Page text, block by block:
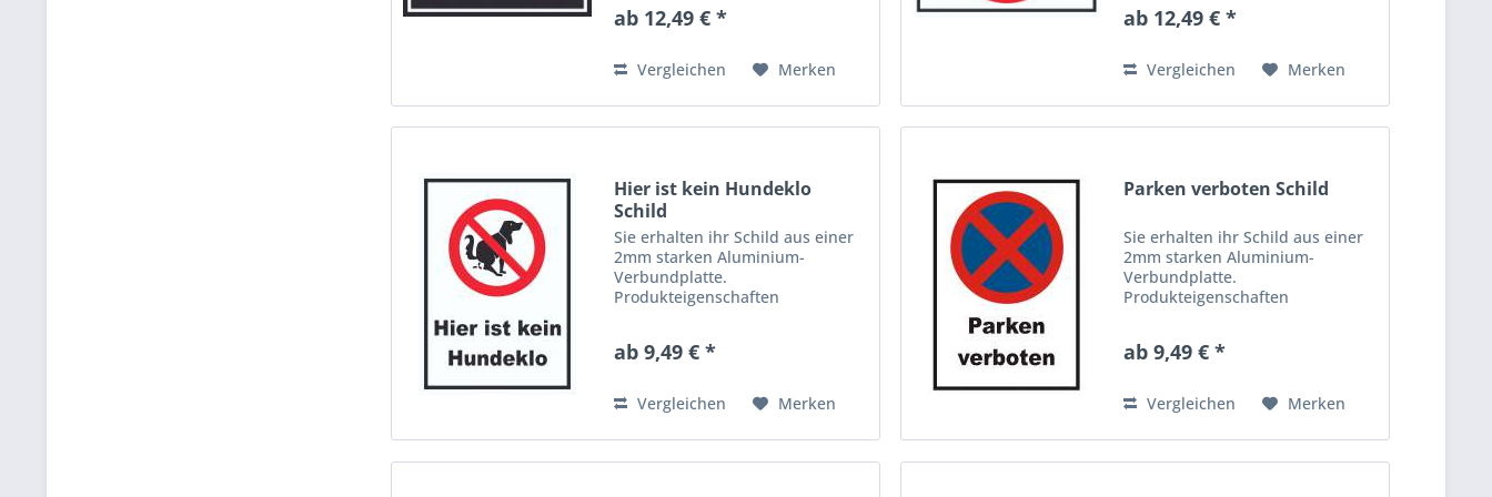
und schlagfest, extrem leicht,
ab 12,49 € *
Vergleichen Merken
beidseitig mit Aluminium-
hochwertige Material ist...
ab 12,49 € *
Vergleichen Merken
Hier ist kein Hundeklo
Schild
Sie erhalten ihr Schild aus einer
2mm starken Aluminium-
Verbundplatte.
Produkteigenschaften
beidseitig mit Aluminium-
hochwertige Material ist...
ab 9,49 € *
Vergleichen Merken
Parken verboten Schild
Sie erhalten ihr Schild aus einer
2mm starken Aluminium-
Verbundplatte.
Produkteigenschaften
beidseitig mit Aluminium-
hochwertige Material ist...
ab 9,49 € *
Vergleichen Merken